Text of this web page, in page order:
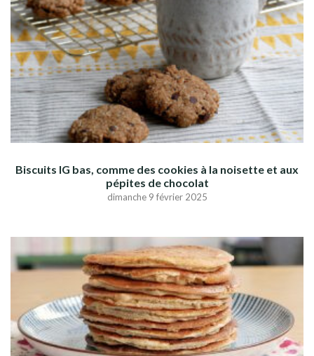
Biscuits IG bas, comme des cookies à la noisette et aux
pépites de chocolat
dimanche 9 février 2025